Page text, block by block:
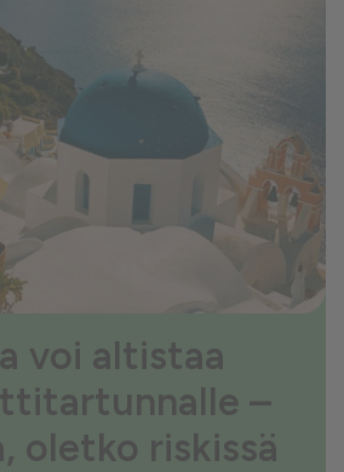
voi altistaa
–
oletko riskissä